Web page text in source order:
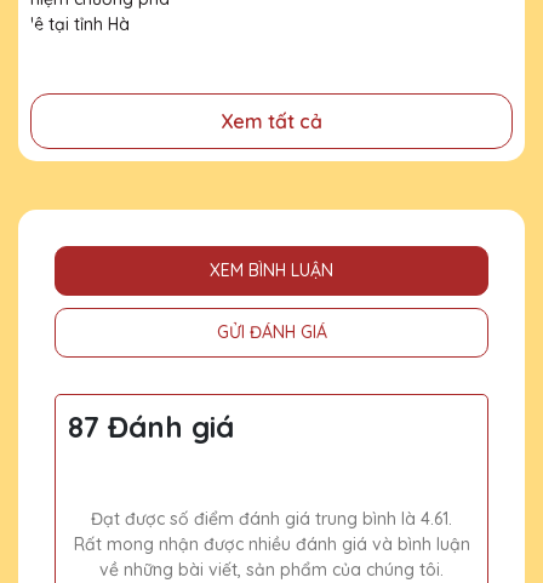
đã cống hiến, đóng góp cho doanh nghiệp, cho cộng
đồng
Xem tất cả
XEM BÌNH LUẬN
GỬI ĐÁNH GIÁ
87 Đánh giá
Đạt được số điểm đánh giá trung bình là 4.61.
Rất mong nhận được nhiều đánh giá và bình luận
về những bài viết, sản phẩm của chúng tôi.